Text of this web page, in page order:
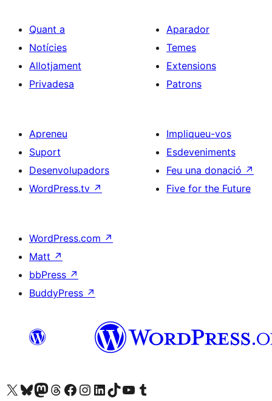
Quant a
Notícies
Allotjament
Privadesa
Aparador
Temes
Extensions
Patrons
Apreneu
Suport
Desenvolupadors
WordPress.tv ↗
Impliqueu-vos
Esdeveniments
Feu una donació ↗
Five for the Future
WordPress.com ↗
Matt ↗
bbPress ↗
BuddyPress ↗
Visiteu el nostre compte X (abans Twitter)
Visiteu el nostre compte de Bluesky
Visiteu el nostre compte al Mastodon
Visiteu el nostre compte de Threads
Visiteu la nostra pàgina al Facebook
Visiteu el nostre compte d'Instagram
Visiteu el nostre compte de LinkedIn
Visiteu el nostre compte de TikTok
Visiteu el nostre canal al YouTube
Visiteu el nostre compte de Tumblr